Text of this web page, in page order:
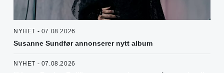
NYHET - 07.08.2026
Susanne Sundfør annonserer nytt album
NYHET - 07.08.2026